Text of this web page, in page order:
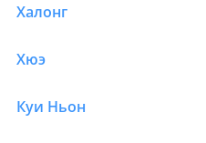
Халонг
Хюэ
Куи Ньон